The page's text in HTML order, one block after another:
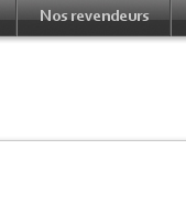
Nos revendeurs